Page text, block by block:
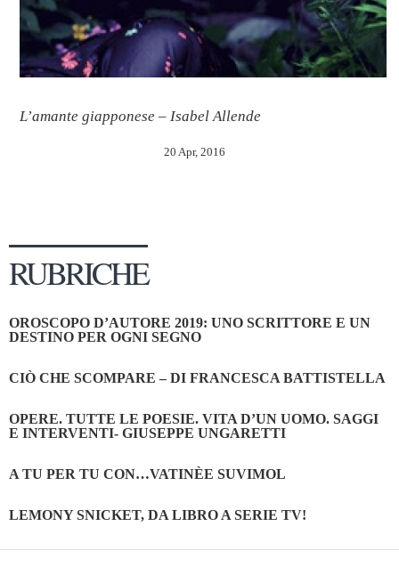
L’amante giapponese – Isabel Allende
20 Apr, 2016
RUBRICHE
OROSCOPO D’AUTORE 2019: UNO SCRITTORE E UN
DESTINO PER OGNI SEGNO
CIÒ CHE SCOMPARE – DI FRANCESCA BATTISTELLA
OPERE. TUTTE LE POESIE. VITA D’UN UOMO. SAGGI
E INTERVENTI- GIUSEPPE UNGARETTI
A TU PER TU CON…VATINÈE SUVIMOL
LEMONY SNICKET, DA LIBRO A SERIE TV!